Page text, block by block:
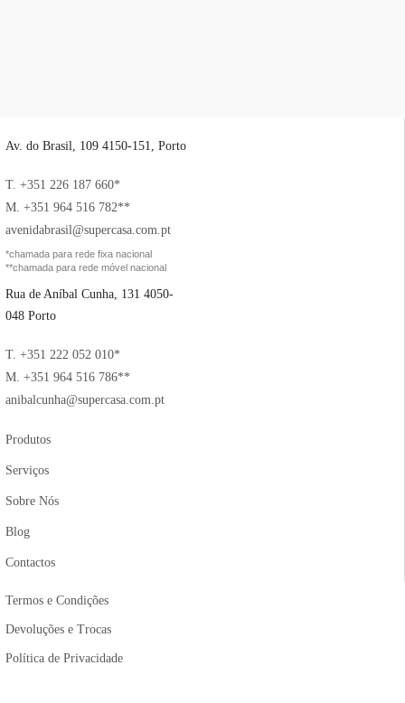
Av. do Brasil, 109 4150-151, Porto
T. +351 226 187 660*
M. +351 964 516 782**
avenidabrasil@supercasa.com.pt
*chamada para rede fixa nacional
**chamada para rede móvel nacional
Rua de Aníbal Cunha, 131 4050-
048 Porto
T. +351 222 052 010*
M. +351 964 516 786**
anibalcunha@supercasa.com.pt
Produtos
Serviços
Sobre Nós
Blog
Contactos
Termos e Condições
Devoluções e Trocas
Política de Privacidade